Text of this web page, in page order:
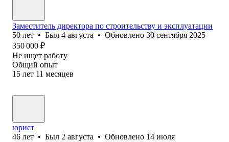
Заместитель директора по строительству и эксплуатации
50 лет • Был 4 августа • Обновлено 30 сентября 2025
350 000 ₽
Не ищет работу
Общий опыт
15 лет 11 месяцев
юрист
46 лет • Был 2 августа • Обновлено 14 июля